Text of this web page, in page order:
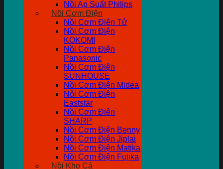
Nồi Ap Suất Philips
Nồi Cơm Điện
Nồi Cơm Điên Tử
Nồi Cơm Điện
KOKOMI
Nồi Cơm Điện
Panasonic
Nồi Cơm Điện
SUNHOUSE
Nồi Cơm Điện Midea
Nôi Cơm Điện
Eaststar
Nồi Cơm Điên
SHARP
Nồi Cơm Điện Benny
Nồi Cơm Điện Jiplai
Nồi Cơm Điện Matika
Nồi Cơm Điện Fujika
Nồi Kho Cá